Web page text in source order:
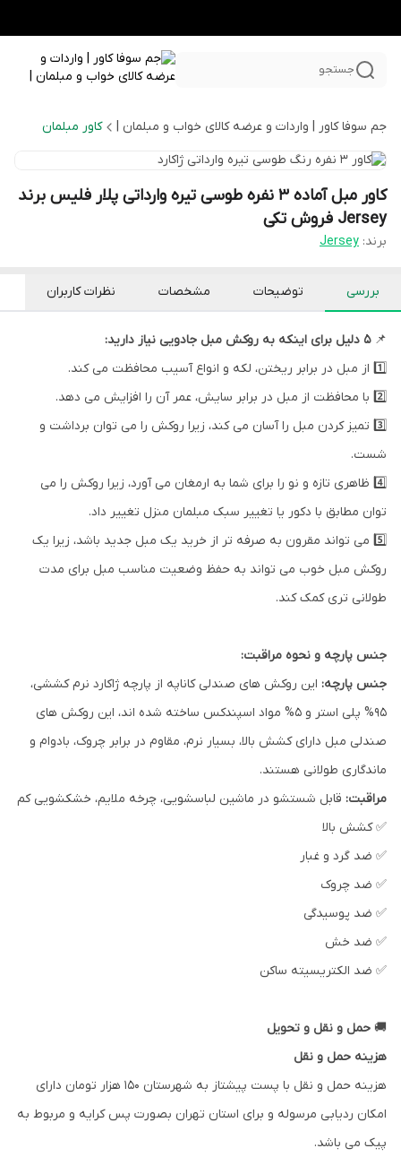
جستجو
جم سوفا کاور | واردات و عرضه کالای خواب و مبلمان | کاور مبلمان
کاور مبل آماده ۳ نفره طوسی تیره وارداتی پلار فلیس برند
Jersey فروش تکی
برند: Jersey
بررسی توضیحات مشخصات نظرات کاربران
📌5 دلیل برای اینکه به روکش مبل جادویی نیاز دارید:
1️⃣ از مبل در برابر ریختن، لکه و انواع آسیب محافظت می کند.
2️⃣ با محافظت از مبل در برابر سایش، عمر آن را افزایش می دهد.
3️⃣ تمیز کردن مبل را آسان می کند، زیرا روکش را می توان برداشت و
شست.
4️⃣ ظاهری تازه و نو را برای شما به ارمغان می آورد، زیرا روکش را می
توان مطابق با دکور یا تغییر سبک مبلمان منزل تغییر داد.
5️⃣ می تواند مقرون به صرفه تر از خرید یک مبل جدید باشد، زیرا یک
روکش مبل خوب می تواند به حفظ وضعیت مناسب مبل برای مدت
طولانی تری کمک کند.
جنس پارچه و نحوه مراقبت:
جنس پارچه: این روکش های صندلی کاناپه از پارچه ژاکارد نرم کششی،
95% پلی استر و 5% مواد اسپندکس ساخته شده اند، این روکش های
صندلی مبل دارای کشش بالا، بسیار نرم، مقاوم در برابر چروک، بادوام و
ماندگاری طولانی هستند.
مراقبت: قابل شستشو در ماشین لباسشویی، چرخه ملایم، خشکشویی کم
✅ کشش بالا
✅ ضد گرد و غبار
✅ ضد چروک
✅ ضد پوسیدگی
✅ ضد خش
✅ ضد الکتریسیته ساکن
🚚 حمل و نقل و تحویل
هزینه حمل و نقل
هزینه حمل و نقل با پست پیشتاز به شهرستان ۱۵۰ هزار تومان دارای
امکان ردیابی مرسوله و برای استان تهران بصورت پس کرایه و مربوط به
پیک می باشد.